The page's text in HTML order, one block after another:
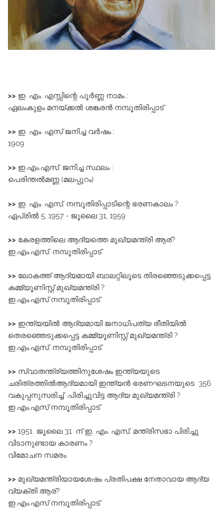
>> ഇ. എം. എസ്സിന്റെ പൂർണ്ണ നാമം :
ഏലംകുളം മനയ്ക്കൽ ശങ്കരൻ നമ്പൂതിരിപ്പാട്‌
>> ഇ. എം. എസ് ജനിച്ച വർഷം :
1909
>> ഇ.എം.എസ്‌. ജനിച്ച സ്ഥലം :
പെരിന്തൽമണ്ണ (മലപ്പുറം)
>> ഇ. എം. എസ്. നമ്പൂതിരിപ്പാടിന്റെ ഭരണകാലം ?
ഏപ്രിൽ 5, 1957 - ജൂലൈ 31, 1959
>> കേരളത്തിലെ ആദ്യത്തെ മുഖ്യമന്ത്രി ആര്?
ഇ.എം.എസ്‌. നമ്പൂതിരിപ്പാട്‌
>> ലോകത്ത് ആദ്യമായി ബാലറ്റിലൂടെ തിരഞ്ഞെടുക്കപ്പെട്ട
കമ്മ്യൂണിസ്റ്റ് മുഖ്യമന്ത്രി ?
ഇ.എം.എസ് നമ്പൂതിരിപ്പാട്‌
>> ഇന്ത്യയിൽ ആദ്യമായി ജനാധിപത്യ രീതിയിൽ
തെരഞ്ഞെടുക്കപ്പെട്ട കമ്മ്യൂണിസ്റ്റ്‌ മുഖ്യമന്ത്രി ?
ഇ.എം.എസ്‌. നമ്പൂതിരിപ്പാട്‌
>> സ്വാതന്ത്ര്യത്തിനുശേഷം ഇന്ത്യയുടെ
ചരിത്രത്തിൽആദ്യമായി ഇന്ത്യൻ ഭരണഘടനയുടെ 356
വകുപ്പനുസരിച്ച് പിരിച്ചുവിട്ട ആദ്യ മുഖ്യമന്ത്രി ?
ഇ.എം.എസ് നമ്പൂതിരിപ്പാട്
>> 1951 ജൂലൈ 31 ന് ഇ. എം. എസ്. മന്ത്രിസഭാ പിരിച്ചു
വിടാനുണ്ടായ കാരണം ?
വിമോചന സമരം
>> മുഖ്യമന്ത്രിയായശേഷം പ്രതിപക്ഷ നേതാവായ ആദ്യ
വ്യക്തി ആര്?
ഇ.എം.എസ് നമ്പൂതിരിപ്പാട്‌